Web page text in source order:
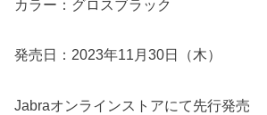
カラー：グロスブラック
発売日：2023年11月30日（木）
Jabraオンラインストアにて先行発売